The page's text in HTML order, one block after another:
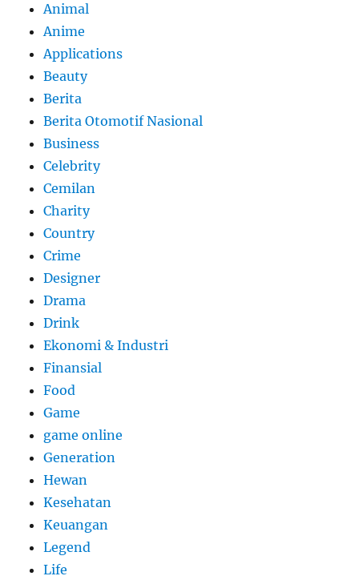
Animal
Anime
Applications
Beauty
Berita
Berita Otomotif Nasional
Business
Celebrity
Cemilan
Charity
Country
Crime
Designer
Drama
Drink
Ekonomi & Industri
Finansial
Food
Game
game online
Generation
Hewan
Kesehatan
Keuangan
Legend
Life